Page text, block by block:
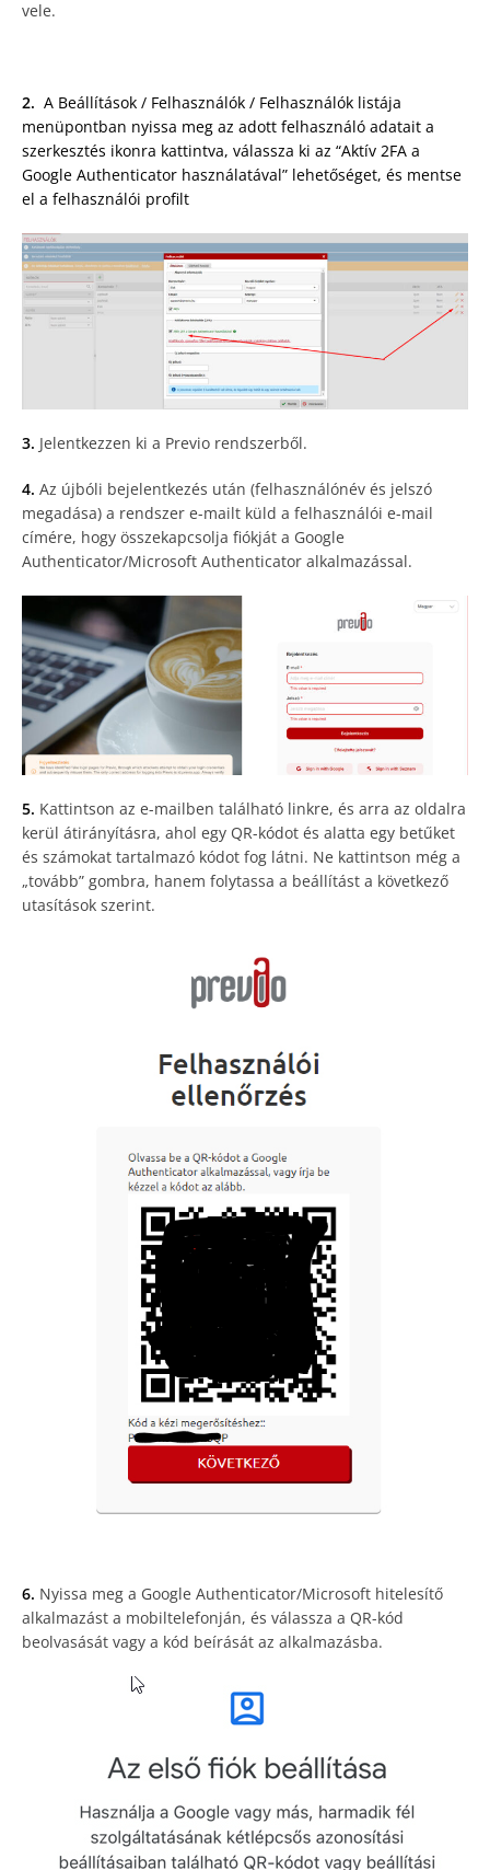
vele.
2. A Beállítások / Felhasználók / Felhasználók listája
menüpontban nyissa meg az adott felhasználó adatait a
szerkesztés ikonra kattintva, válassza ki az “Aktív 2FA a
Google Authenticator használatával” lehetőséget, és mentse
el a felhasználói profilt
3. Jelentkezzen ki a Previo rendszerből.
4. Az újbóli bejelentkezés után (felhasználónév és jelszó
megadása) a rendszer e-mailt küld a felhasználói e-mail
címére, hogy összekapcsolja fiókját a Google
Authenticator/Microsoft Authenticator alkalmazással.
5. Kattintson az e-mailben található linkre, és arra az oldalra
kerül átirányításra, ahol egy QR-kódot és alatta egy betűket
és számokat tartalmazó kódot fog látni. Ne kattintson még a
„tovább” gombra, hanem folytassa a beállítást a következő
utasítások szerint.
6. Nyissa meg a Google Authenticator/Microsoft hitelesítő
alkalmazást a mobiltelefonján, és válassza a QR-kód
beolvasását vagy a kód beírását az alkalmazásba.